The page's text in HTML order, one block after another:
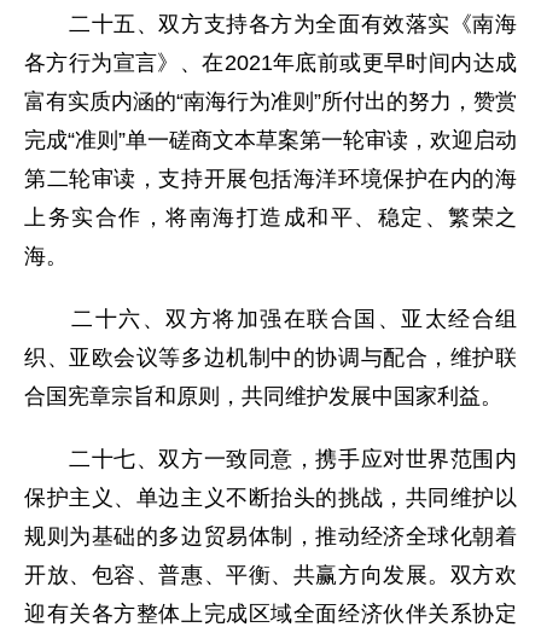
二十五、双方支持各方为全面有效落实《南海
各方行为宣言》、在2021年底前或更早时间内达成
富有实质内涵的“南海行为准则”所付出的努力，赞赏
完成“准则”单一磋商文本草案第一轮审读，欢迎启动
第二轮审读，支持开展包括海洋环境保护在内的海
上务实合作，将南海打造成和平、稳定、繁荣之
海。
二十六、双方将加强在联合国、亚太经合组
织、亚欧会议等多边机制中的协调与配合，维护联
合国宪章宗旨和原则，共同维护发展中国家利益。
二十七、双方一致同意，携手应对世界范围内
保护主义、单边主义不断抬头的挑战，共同维护以
规则为基础的多边贸易体制，推动经济全球化朝着
开放、包容、普惠、平衡、共赢方向发展。双方欢
迎有关各方整体上完成区域全面经济伙伴关系协定